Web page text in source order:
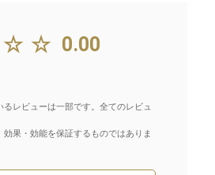
0.00
レビューは一部です。全てのレビュ
果・効能を保証するものではありま